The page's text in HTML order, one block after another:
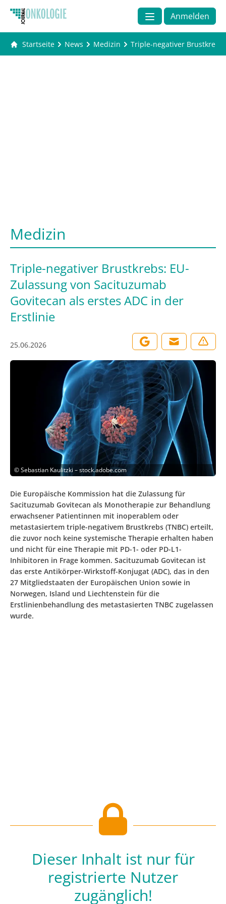
Anmelden
Startseite News Medizin Triple-negativer
Medizin
Triple-negativer Brustkrebs: EU-
Zulassung von Sacituzumab
Govitecan als erstes ADC in der
Erstlinie
25.06.2026
©Sebastian Kaulitzki – stock.adobe.com
Die Europäische Kommission hat die Zulassung für
Sacituzumab Govitecan als Monotherapie zur Behandlung
erwachsener Patientinnen mit inoperablem oder
metastasiertem triple-negativem Brustkrebs (TNBC) erteilt,
die zuvor noch keine systemische Therapie erhalten haben
und nicht für eine Therapie mit PD-1- oder PD-L1-
Inhibitoren in Frage kommen. Sacituzumab Govitecan ist
das erste Antikörper-Wirkstoff-Konjugat (ADC), das in den
27 Mitgliedstaaten der Europäischen Union sowie in
Norwegen, Island und Liechtenstein für die
Erstlinienbehandlung des metastasierten TNBC zugelassen
wurde.
Dieser Inhalt ist nur für
registrierte Nutzer
zugänglich!